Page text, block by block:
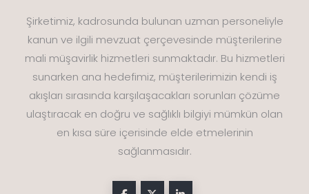
Şirketimiz, kadrosunda bulunan uzman personeliyle
kanun ve ilgili mevzuat çerçevesinde müşterilerine
mali müşavirlik hizmetleri sunmaktadır. Bu hizmetleri
sunarken ana hedefimiz, müşterilerimizin kendi iş
akışları sırasında karşılaşacakları sorunları çözüme
ulaştıracak en doğru ve sağlıklı bilgiyi mümkün olan
en kısa süre içerisinde elde etmelerinin
sağlanmasıdır.